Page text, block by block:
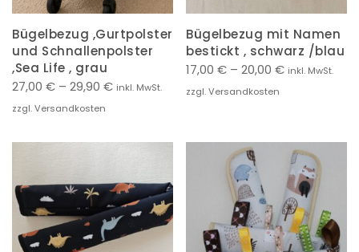
Bügelbezug ,Gurtpolster
und Schnallenpolster
,Sea Life , grau
27,00 € – 29,90 € inkl. MwSt.
zzgl. Versandkosten
Bügelbezug mit Namen
bestickt , schwarz /blau
17,00 € – 20,00 € inkl. MwSt.
zzgl. Versandkosten